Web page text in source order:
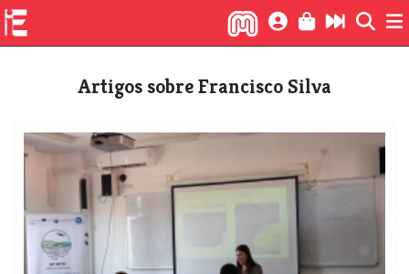
Artigos sobre Francisco Silva